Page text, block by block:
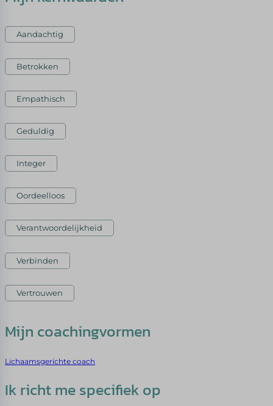
Aandachtig
Betrokken
Empathisch
Geduldig
Integer
Oordeelloos
Verantwoordelijkheid
Verbinden
Vertrouwen
Mijn coachingvormen
Lichaamsgerichte coach
Ik richt me specifiek op